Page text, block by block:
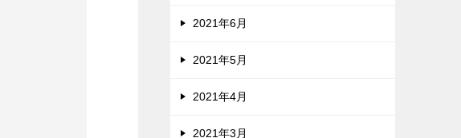
2021年6月
2021年5月
2021年4月
2021年3月